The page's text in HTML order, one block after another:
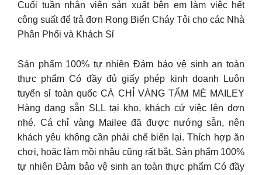
Cuối tuần nhân viên sản xuất bên em làm việc hết
công suất để trả đơn Rong Biển Cháy Tỏi cho các Nhà
Phân Phối và Khách Sỉ
Sản phẩm 100% tự nhiên Đảm bảo vệ sinh an toàn
thực phẩm Có đầy đủ giấy phép kinh doanh Luôn
tuyển sỉ toàn quốc CÁ CHỈ VÀNG TẨM MÈ MAILEY
Hàng đang sẵn SLL tại kho, khách cứ việc lên đơn
nhé. Cá chỉ vàng Mailee đã được nướng sẵn, nên
khách yêu không cần phải chế biến lại. Thích hợp ăn
chơi, hoặc làm mồi nhậu cũng rất bắt. Sản phẩm 100%
tự nhiên Đảm bảo vệ sinh an toàn thực phẩm Có đầy